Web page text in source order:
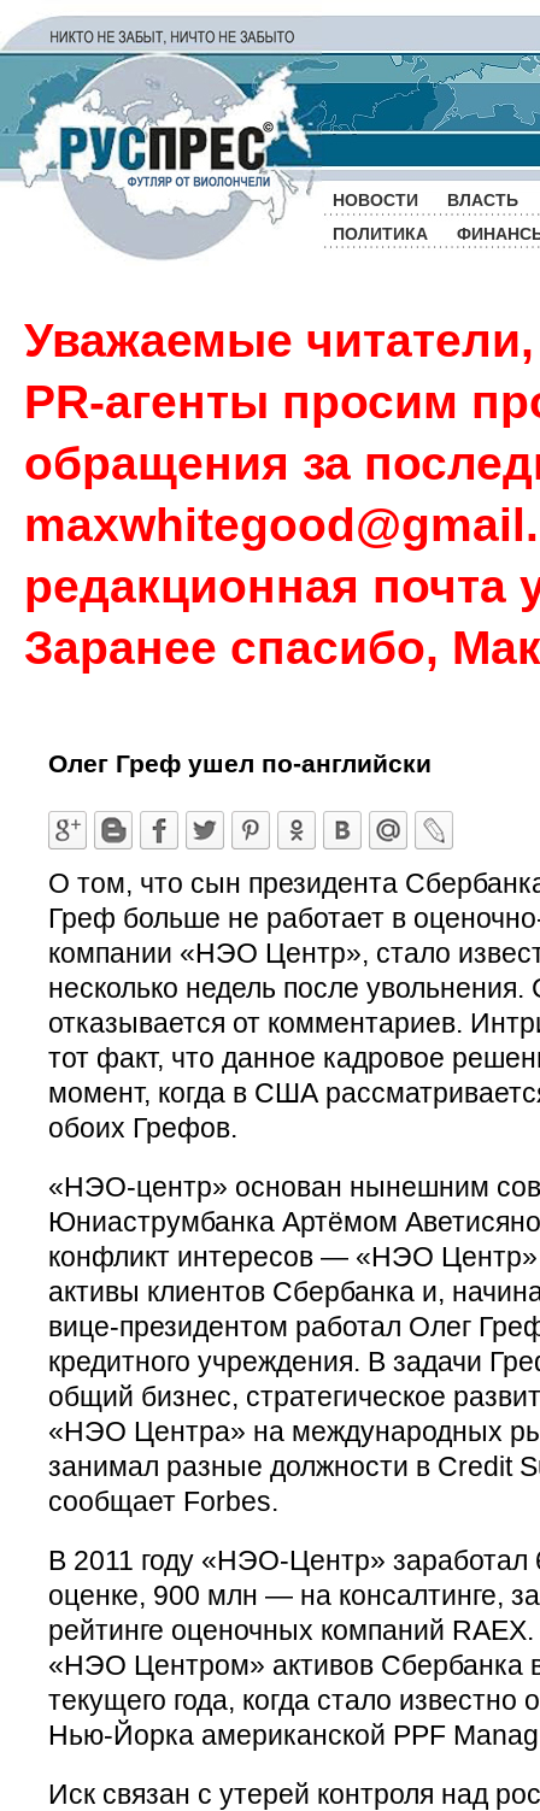
НОВОСТИ
ВЛАСТЬ
ПОЛИТИКА
Уважаемые
PR-агенты просим
обращения за
редакционная почта
Заранее спасибо,
Олег Греф ушел по-английски
О том, что сын президента
Греф больше не работает в
компании «НЭО Центр», стало
несколько недель после
отказывается от комментариев.
тот факт, что данное кадровое
момент, когда в США
обоих Грефов.
«НЭО-центр» основан нынешним
Юниаструмбанка Артёмом
конфликт интересов — «НЭО Центр»
активы клиентов Сбербанка и,
вице-президентом работал Олег
кредитного учреждения. В задачи
общий бизнес, стратегическое
«НЭО Центра» на международных
занимал разные должности в Credit
сообщает Forbes.
В 2011 году «НЭО-Центр» заработал
оценке, 900 млн — на консалтинге,
рейтинге оценочных компаний
«НЭО Центром» активов Сбербанка
текущего года, когда стало известно
Нью-Йорка американской PPF
Иск связан с утерей контроля над